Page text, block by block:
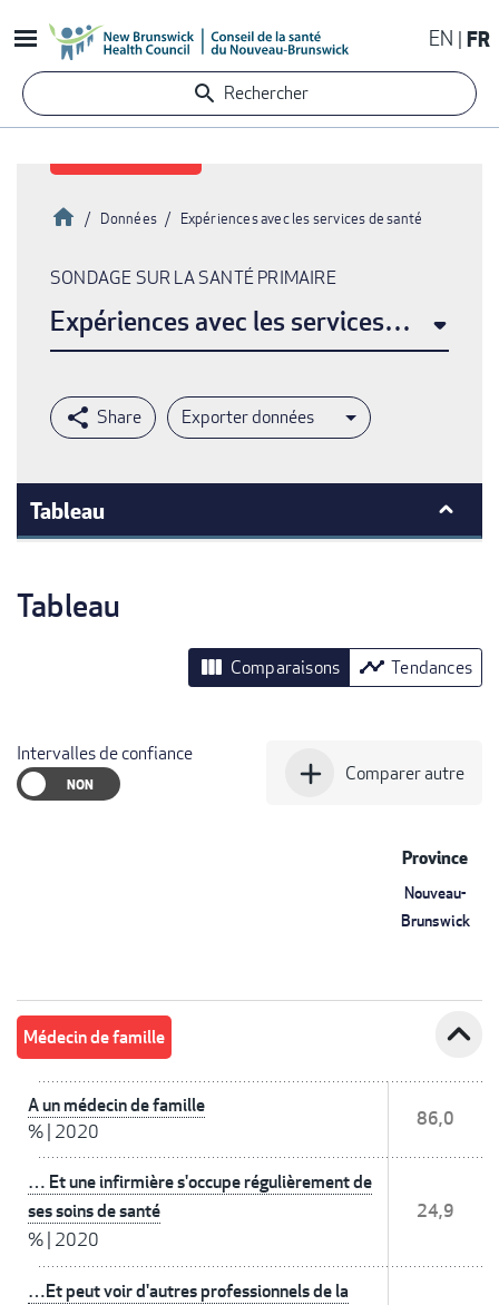
au
contenu
principal
EN FR
Rechercher
Fil
d'Ariane
Accueil
Données Expériences avec les services de santé
SONDAGE SUR LA SANTÉ PRIMAIRE
Expériences avec les services de santé
Exporter données
Tableau
Tableau
view_column Comparaisons timeline Tendances
Intervalles de confiance
add Comparer autre
Province
Nouveau-
Brunswick
Médecin de famille expand_less
A un médecin de famille
% 2020
86,0
… Et une infirmière s'occupe régulièrement de
ses soins de santé
% 2020
24,9
…Et peut voir d'autres professionnels de la